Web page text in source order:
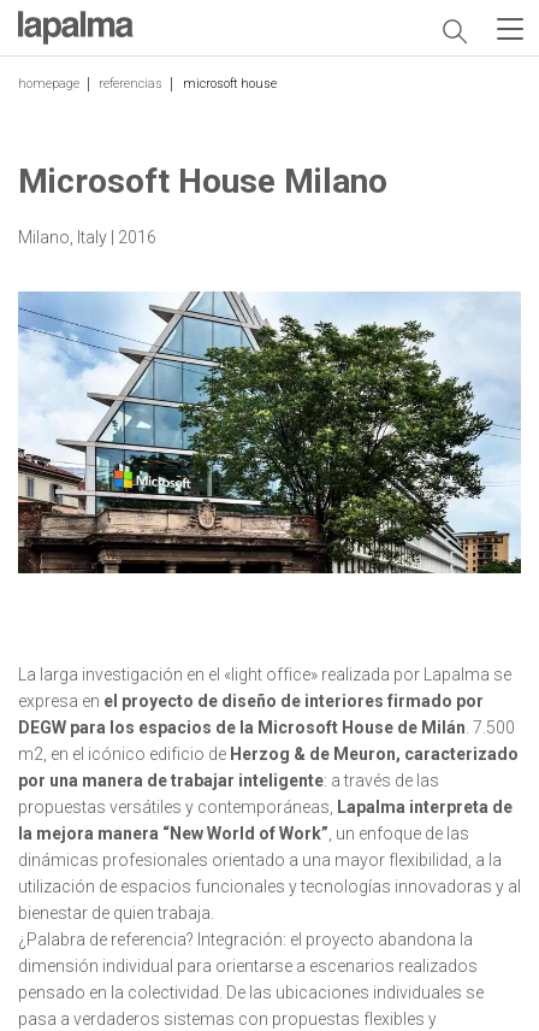
homepage referencias microsoft house
Microsoft House Milano
Milano, Italy | 2016
La larga investigación en el «light office» realizada por Lapalma se
expresa en el proyecto de diseño de interiores firmado por
DEGW para los espacios de la Microsoft House de Milán. 7.500
m2, en el icónico edificio de Herzog & de Meuron, caracterizado
por una manera de trabajar inteligente: a través de las
propuestas versátiles y contemporáneas, Lapalma interpreta de
la mejora manera “New World of Work”, un enfoque de las
dinámicas profesionales orientado a una mayor flexibilidad, a la
utilización de espacios funcionales y tecnologías innovadoras y al
bienestar de quien trabaja.
¿Palabra de referencia? Integración: el proyecto abandona la
dimensión individual para orientarse a escenarios realizados
pensado en la colectividad. De las ubicaciones individuales se
pasa a verdaderos sistemas con propuestas flexibles y